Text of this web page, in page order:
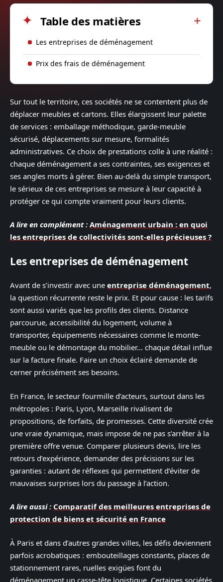
Table des matières
Les entreprises de déménagement
Prix ​​des frais de déménagement
Sur tout le territoire, ces sociétés ne se contentent plus de
déplacer meubles et cartons. Elles élargissent leur palette
de services : emballage méthodique, garde-meuble
sécurisé, déplacements sur mesure, formalités
administratives. Ce choix de prestations colle à une réalité :
chaque déménagement a ses contraintes, ses exigences et
ses angles morts à gérer. Bien au-delà du simple transport,
le sérieux de ces entreprises se mesure à leur capacité à
protéger ce qui compte vraiment pour leurs clients.
A lire en complément : Aménagement urbain : en quoi
les entreprises de collectivités sont-elles précieuses ?
Les entreprises de déménagement
Avant de s’investir avec une entreprise déménagement,
la question récurrente reste le prix. Et pour cause : les tarifs
sont aussi variés que les profils des clients. Distance
parcourue, accessibilité du logement, volume à
transporter, équipements nécessaires comme le monte-
meuble ou le démontage du mobilier… chaque détail influe
sur la facture finale. Faire un choix éclairé demande de
cerner précisément ses besoins.
En France, le secteur fourmille d’acteurs, surtout dans les
métropoles : Paris, Lyon, Marseille rivalisent de
propositions, de forfaits, de promesses. Cette diversité crée
une vraie dynamique, mais impose de ne pas s’arrêter à la
première offre venue. Comparer plusieurs devis, lire les
retours d’expérience, demander des précisions sur les
garanties : autant de réflexes qui permettent d’éviter de
mauvaises surprises lors du passage à l’action.
A lire aussi : Comparatif des meilleures entreprises de
protection de biens et sécurité en France
À Paris et dans d’autres grandes villes, les défis deviennent
parfois acrobatiques : embouteillages constants, places de
stationnement rares, ruelles exigües font du
déménagement un casse-tête logistique. Certaines sociétés